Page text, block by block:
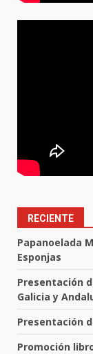
RECIENTE
Papanoelada
Esponjas
Presentación
Galicia y
Presentación
Promoción